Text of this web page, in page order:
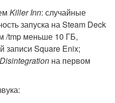
Killer Inn: случайные
запуска на Steam Deck
/tmp меньше 10 ГБ,
записи Square Enix;
Disintegration на первом